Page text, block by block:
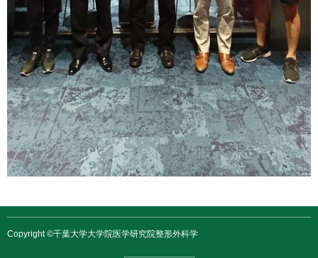
Copyright ©千葉大学大学院医学研究院整形外科学